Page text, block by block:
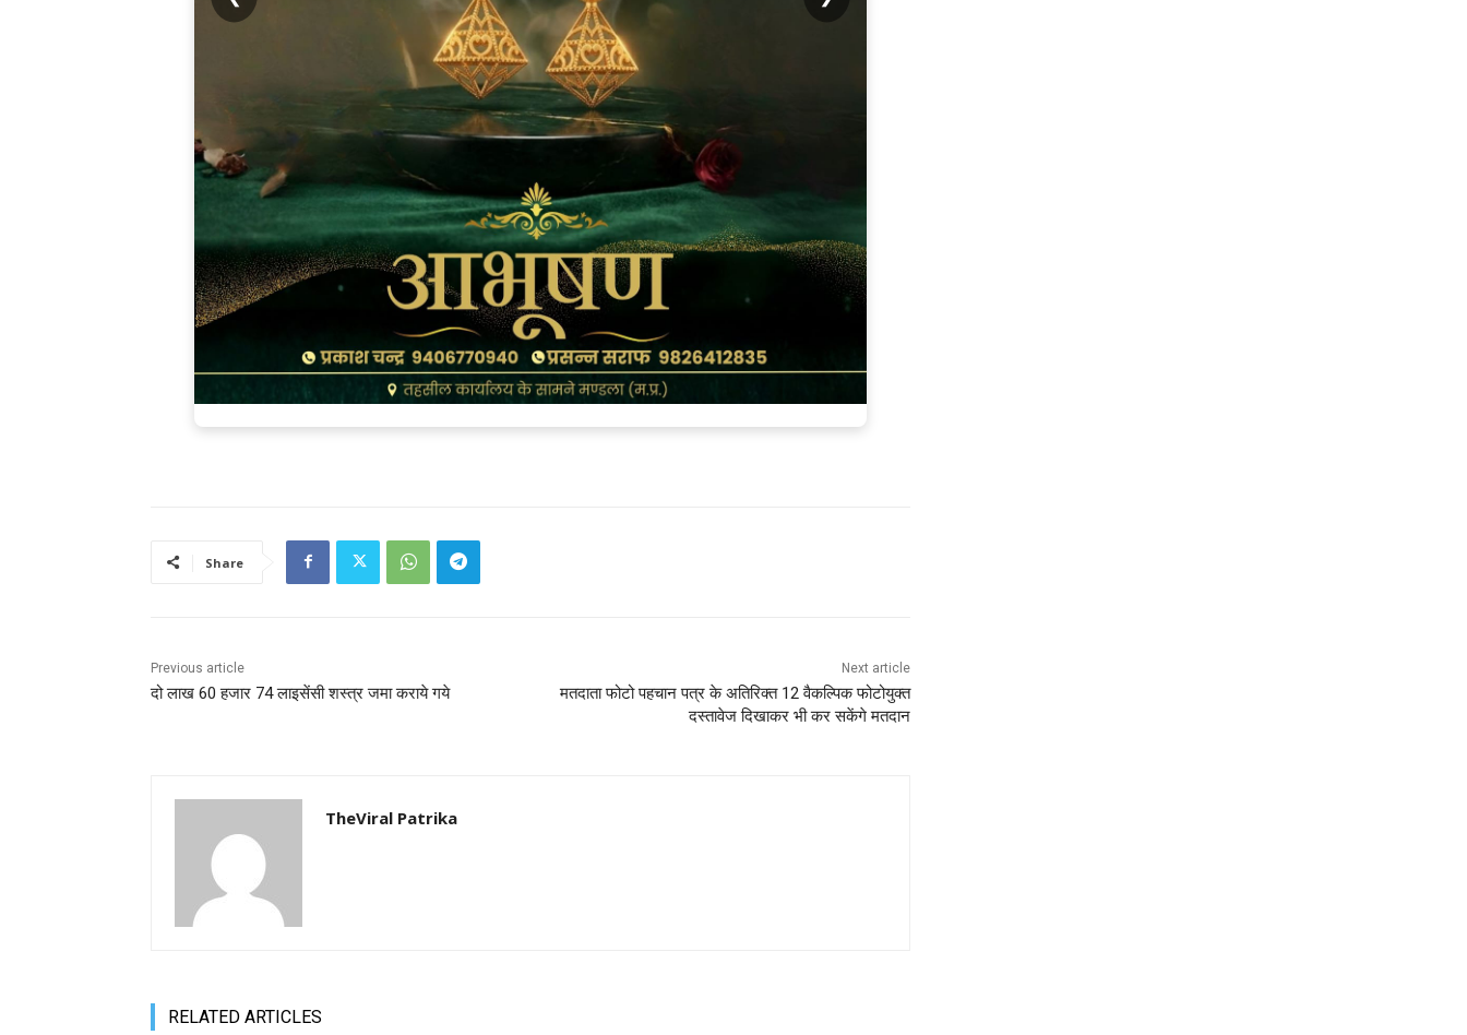
Share
Previous article
दो लाख 60 हजार 74 लाइसेंसी शस्त्र जमा कराये गये
Next article
मतदाता फोटो पहचान पत्र के अतिरिक्त 12 वैकल्पिक फोटोयुक्त
दस्तावेज दिखाकर भी कर सकेंगे मतदान
TheViral Patrika
RELATED ARTICLES